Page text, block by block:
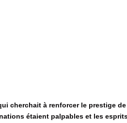
cherchait à renforcer le prestige
étaient palpables et les